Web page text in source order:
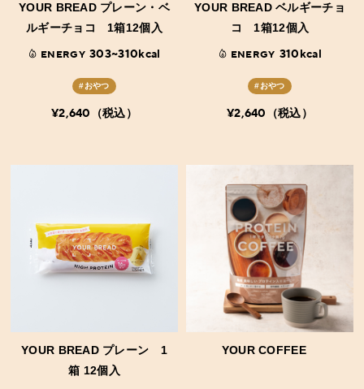
YOUR BREAD プレーン・ベ
ルギーチョコ 1箱12個入
ENERGY 303~310kcal
#おやつ
¥2,640（税込）
YOUR BREAD ベルギーチョ
コ 1箱12個入
ENERGY 310kcal
#おやつ
¥2,640（税込）
YOUR BREAD プレーン 1
箱 12個入
YOUR COFFEE